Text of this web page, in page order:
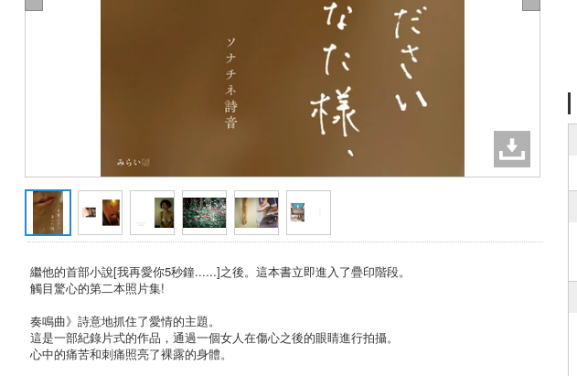
繼他的首部小說[我再愛你5秒鐘......]之後。這本書立即進入了疊印階段。
觸目驚心的第二本照片集!
奏鳴曲》詩意地抓住了愛情的主題。
這是一部紀錄片式的作品，通過一個女人在傷心之後的眼睛進行拍攝。
心中的痛苦和刺痛照亮了裸露的身體。